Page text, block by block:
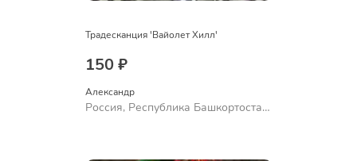
Традесканция 'Вайолет Хилл'
150 ₽
Александр
Россия, Республика Башкортостан,